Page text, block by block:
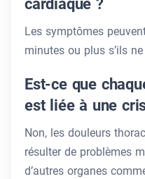
cardiaque ?
Les symptômes
minutes ou plus s’ils
Est-ce que
est liée à une
Non, les douleurs
résulter de problèmes
d’autres organes